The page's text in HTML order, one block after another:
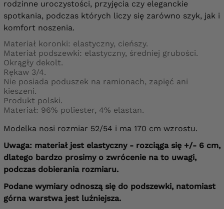
rodzinne uroczystości, przyjęcia czy eleganckie
spotkania, podczas których liczy się zarówno szyk, jak i
komfort noszenia.
Materiał koronki: elastyczny, cieńszy.
Materiał podszewki: elastyczny, średniej grubości.
Okrągły dekolt.
Rękaw 3/4.
Nie posiada poduszek na ramionach, zapięć ani
kieszeni.
Produkt polski.
Materiał: 96% poliester, 4% elastan.
Modelka nosi rozmiar 52/54 i ma 170 cm wzrostu.
Uwaga: materiał jest elastyczny - rozciąga się +/- 6 cm,
dlatego bardzo prosimy o zwrócenie na to uwagi,
podczas dobierania rozmiaru.
Podane wymiary odnoszą się do podszewki, natomiast
górna warstwa jest luźniejsza.